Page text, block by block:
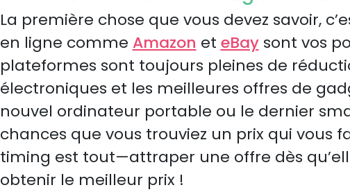
La première chose que vous devez savoir,
en ligne comme Amazon et eBaysont vos
plateformes sont toujours pleines de
électroniques et les meilleures offres de
nouvel ordinateur portable ou le dernier
chances que vous trouviez un prix qui vous
timing est tout—attraper une offre dès
obtenir le meilleur prix !